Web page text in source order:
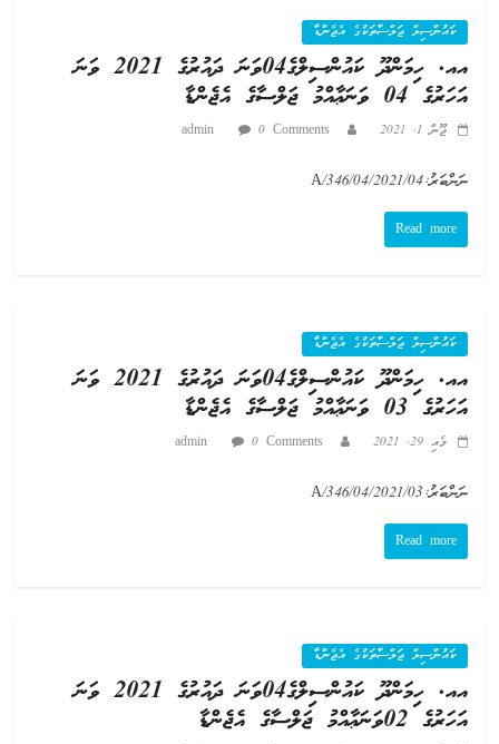
ކައުންސިލް ޖަލްސާތަކުގެ އެޖެންޑާ
އއ. ހިމަންދޫ ކައުންސިލްގެ04ވަނަ ދައުރުގެ 2021 ވަނަ
އަހަރުގެ 04 ވަނަޢާއްމު ޖަލްސާގެ އެޖެންޑާ
ޖޫން 1, 2021 admin 0 Comments
ނަންބަރު:A/346/04/2021/04
Read more
ކައުންސިލް ޖަލްސާތަކުގެ އެޖެންޑާ
އއ. ހިމަންދޫ ކައުންސިލްގެ04ވަނަ ދައުރުގެ 2021 ވަނަ
އަހަރުގެ 03 ވަނަޢާއްމު ޖަލްސާގެ އެޖެންޑާ
މެއި 29, 2021 admin 0 Comments
ނަންބަރު:A/346/04/2021/03
Read more
ކައުންސިލް ޖަލްސާތަކުގެ އެޖެންޑާ
އއ. ހިމަންދޫ ކައުންސިލްގެ04ވަނަ ދައުރުގެ 2021 ވަނަ
އަހަރުގެ 02ވަނަޢާއްމު ޖަލްސާގެ އެޖެންޑާ